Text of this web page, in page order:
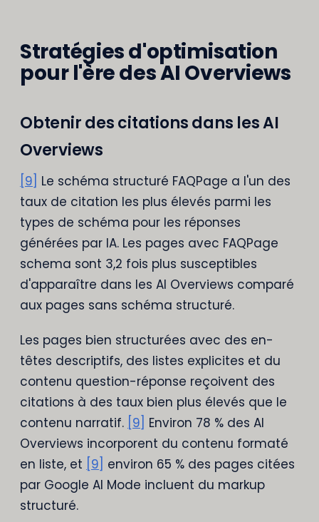
Stratégies d'optimisation
pour l'ère des AI Overviews
Obtenir des citations dans les AI
Overviews
[9] Le schéma structuré FAQPage a l'un des
taux de citation les plus élevés parmi les
types de schéma pour les réponses
générées par IA. Les pages avec FAQPage
schema sont 3,2 fois plus susceptibles
d'apparaître dans les AI Overviews comparé
aux pages sans schéma structuré.
Les pages bien structurées avec des en-
têtes descriptifs, des listes explicites et du
contenu question-réponse reçoivent des
citations à des taux bien plus élevés que le
contenu narratif. [9] Environ 78 % des AI
Overviews incorporent du contenu formaté
en liste, et [9] environ 65 % des pages citées
par Google AI Mode incluent du markup
structuré.